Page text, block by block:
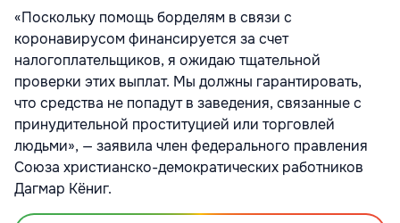
«Поскольку помощь борделям в связи с
коронавирусом финансируется за счет
налогоплательщиков, я ожидаю тщательной
проверки этих выплат. Мы должны гарантировать,
что средства не попадут в заведения, связанные с
принудительной проституцией или торговлей
людьми», — заявила член федерального правления
Союза христианско-демократических работников
Дагмар Кёниг.